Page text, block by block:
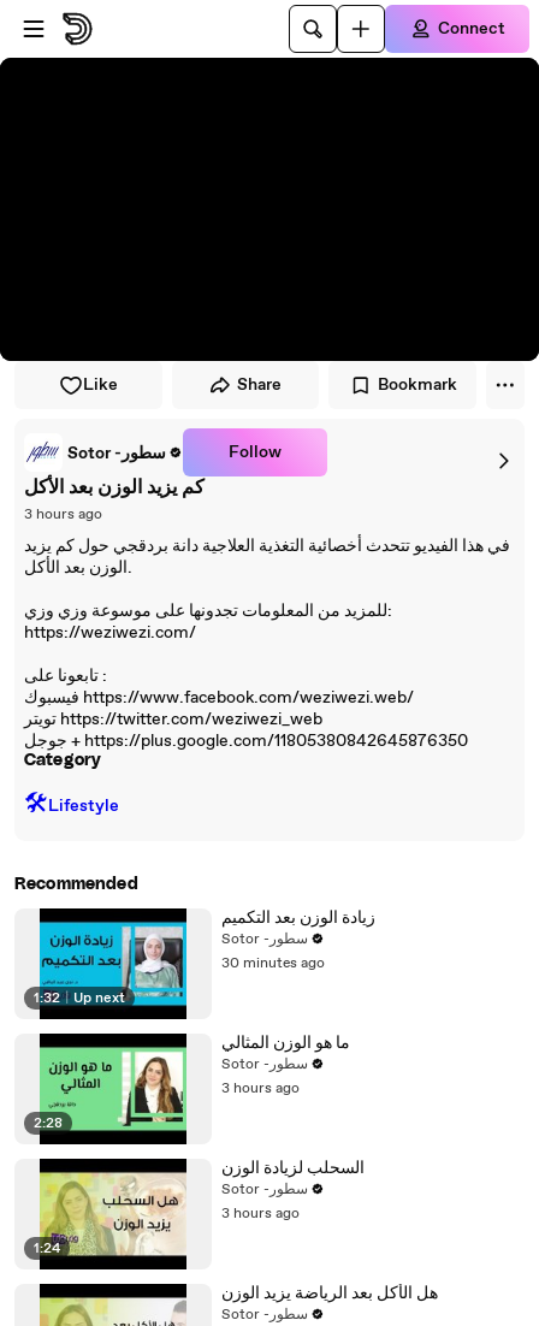
Skip to player
Skip to main content
Connect
Like Share Bookmark
Sotor -سطور Follow
كم يزيد الوزن بعد الأكل
3 hours ago
في هذا الفيديو تتحدث أخصائية التغذية العلاجية دانة بردقجي حول كم يزيد
الوزن بعد الأكل.
للمزيد من المعلومات تجدونها على موسوعة وزي وزي:
https://weziwezi.com/
تابعونا على :
فيسبوك https://www.facebook.com/weziwezi.web/
تويتر https://twitter.com/weziwezi_web
جوجل + https://plus.google.com/11805380842645876350
Category
🛠️Lifestyle
Recommended
1:32 | Up next
زيادة الوزن بعد التكميم
Sotor -سطور
30 minutes ago
2:28
ما هو الوزن المثالي
Sotor -سطور
3 hours ago
1:24
السحلب لزيادة الوزن
Sotor -سطور
3 hours ago
هل الأكل بعد الرياضة يزيد الوزن
Sotor -سطور